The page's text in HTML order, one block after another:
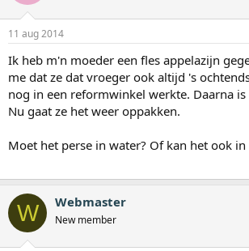
11 aug 2014
Ik heb m'n moeder een fles appelazijn
me dat ze dat vroeger ook altijd 's
nog in een reformwinkel werkte. Daarna is
Nu gaat ze het weer oppakken.
Moet het perse in water? Of kan het ook in
W Webmaster
New member